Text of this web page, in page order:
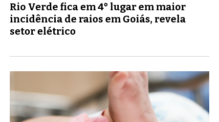
Rio Verde fica em 4° lugar em maior
incidência de raios em Goiás, revela
setor elétrico